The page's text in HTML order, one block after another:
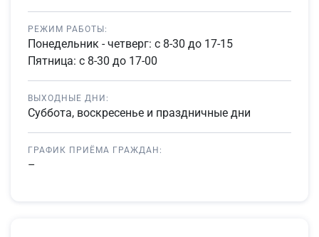
РЕЖИМ РАБОТЫ:
Понедельник - четверг: с 8-30 до 17-15
Пятница: с 8-30 до 17-00
ВЫХОДНЫЕ ДНИ:
Суббота, воскресенье и праздничные дни
ГРАФИК ПРИЁМА ГРАЖДАН:
–